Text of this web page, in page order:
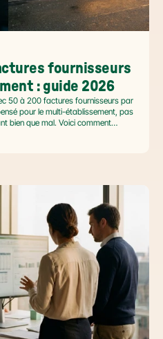
fournisseurs
: guide 2026
50 à 200 factures fournisseurs par
pour le multi-établissement, pas
bien que mal. Voici comment
locale, capturer le levier BFR